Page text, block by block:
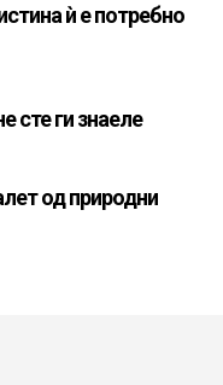
ѝ е потребно
сте ги знаеле
од природни